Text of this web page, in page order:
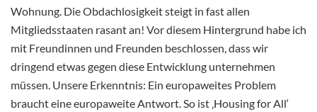
Wohnung. Die Obdachlosigkeit steigt in fast allen
Mitgliedsstaaten rasant an! Vor diesem Hintergrund habe ich
mit Freundinnen und Freunden beschlossen, dass wir
dringend etwas gegen diese Entwicklung unternehmen
müssen. Unsere Erkenntnis: Ein europaweites Problem
braucht eine europaweite Antwort. So ist ‚Housing for All‘